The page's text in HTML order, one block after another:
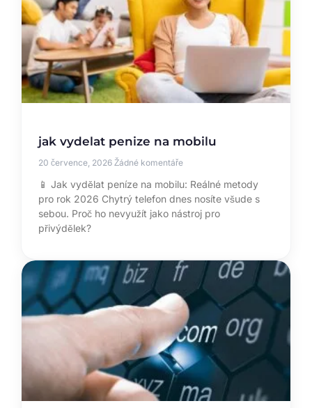
jak vydelat penize na mobilu
20 července, 2026 Žádné komentáře
📱 Jak vydělat peníze na mobilu: Reálné metody
pro rok 2026 Chytrý telefon dnes nosíte všude s
sebou. Proč ho nevyužít jako nástroj pro
přivýdělek?